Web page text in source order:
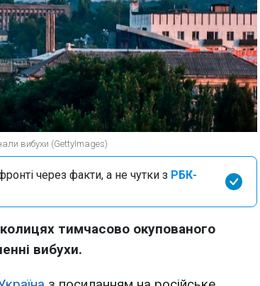
вибухи (GettyImages)
через факти, а не чутки з РБК-
тимчасово окупованого
вибухи.